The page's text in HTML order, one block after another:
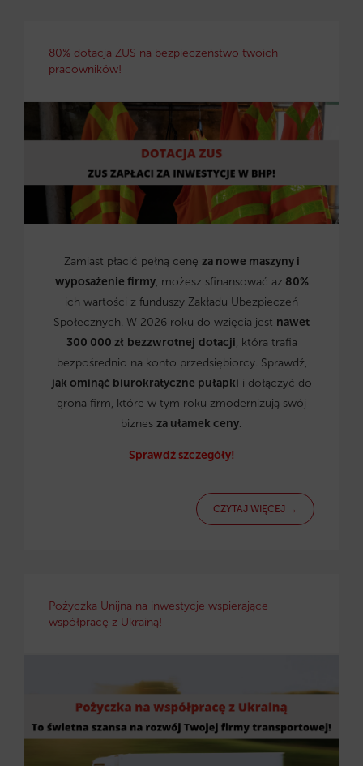
80% dotacja ZUS na bezpieczeństwo twoich
pracowników!
Zamiast płacić pełną cenę za nowe maszyny i
wyposażenie firmy, możesz sfinansować aż80%
ich wartości z funduszy Zakładu Ubezpieczeń
Społecznych. W 2026 roku do wzięcia jest nawet
300 000 zł bezzwrotnej dotacji, która trafia
bezpośrednio na konto przedsiębiorcy. Sprawdź,
jak ominąć biurokratyczne pułapki i dołączyć do
grona firm, które w tym roku zmodernizują swój
biznes za ułamek ceny.
Sprawdź szczegóły!
CZYTAJ WIĘCEJ →
Pożyczka Unijna na inwestycje wspierające
współpracę z Ukrainą!